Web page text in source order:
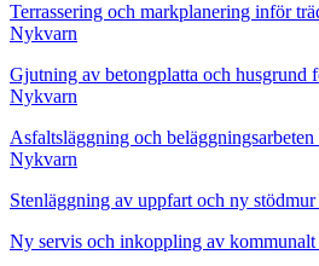
Terrassering och markplanering inför
Nykvarn
Gjutning av betongplatta och husgrund
Nykvarn
Asfaltsläggning och
Nykvarn
Stenläggning av uppfart och ny
Ny servis och inkoppling av